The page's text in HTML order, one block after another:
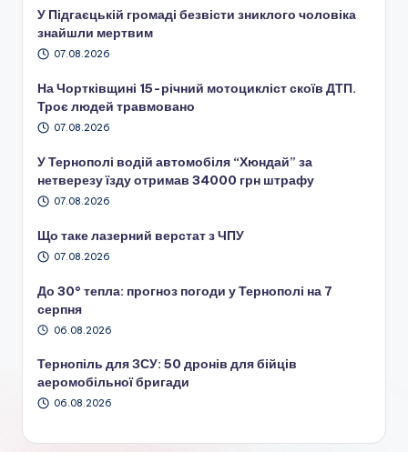
У Підгаєцькій громаді безвісти зниклого чоловіка
знайшли мертвим
07.08.2026
На Чортківщині 15-річний мотоцикліст скоїв ДТП.
Троє людей травмовано
07.08.2026
У Тернополі водій автомобіля “Хюндай” за
нетверезу їзду отримав 34000 грн штрафу
07.08.2026
Що таке лазерний верстат з ЧПУ
07.08.2026
До 30° тепла: прогноз погоди у Тернополі на 7
серпня
06.08.2026
Тернопіль для ЗСУ: 50 дронів для бійців
аеромобільної бригади
06.08.2026